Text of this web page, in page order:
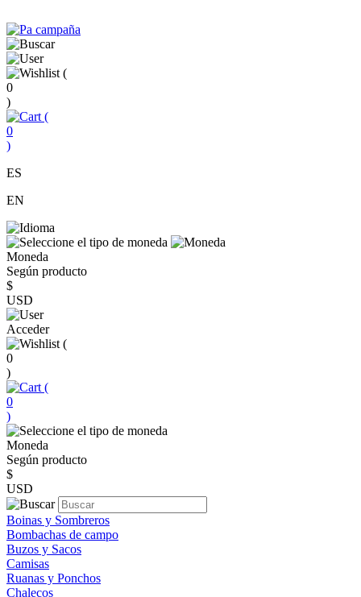
(
0
)
(
0
)
ES
EN
Moneda
Según producto
$
USD
Acceder
(
0
)
(
0
)
Moneda
Según producto
$
USD
Boinas y Sombreros
Bombachas de campo
Buzos y Sacos
Camisas
Ruanas y Ponchos
Chalecos